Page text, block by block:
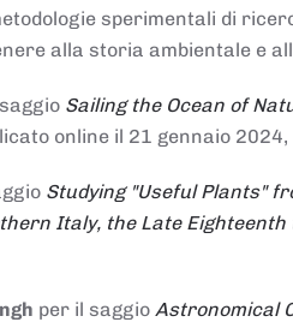
sperimentali di
alla storia ambientale e
Sailing the Ocean of
online il 21 gennaio
Studying "Useful Plants"
Italy, the Late
per il saggio Astronomical